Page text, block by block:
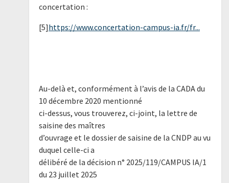
concertation :
[5]https://www.concertation-campus-ia.fr/fr...
Au-delà et, conformément à l’avis de la CADA du
10 décembre 2020 mentionné
ci-dessus, vous trouverez, ci-joint, la lettre de
saisine des maîtres
d’ouvrage et le dossier de saisine de la CNDP au vu
duquel celle-ci a
délibéré de la décision n° 2025/119/CAMPUS IA/1
du 23 juillet 2025